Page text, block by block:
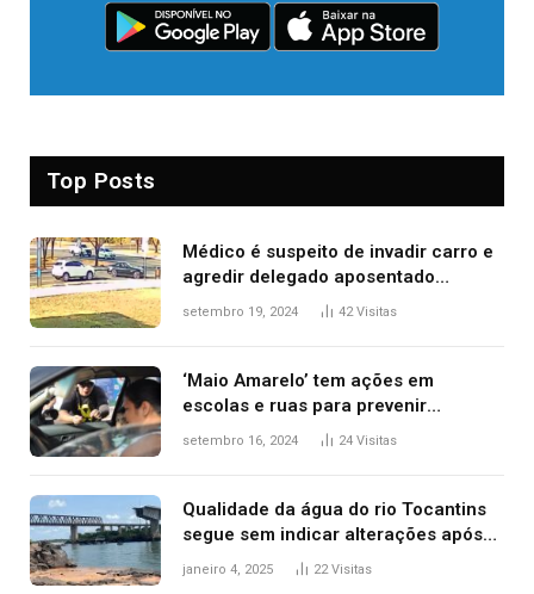
Top Posts
Médico é suspeito de invadir carro e
agredir delegado aposentado
durante confusão no trânsito
setembro 19, 2024 42Visitas
‘Maio Amarelo’ tem ações em
escolas e ruas para prevenir
acidentes no trânsito no AP
setembro 16, 2024 24 Visitas
Qualidade da água do rio Tocantins
segue sem indicar alterações após
desabamento da ponte entre MA e
janeiro 4, 2025 22Visitas